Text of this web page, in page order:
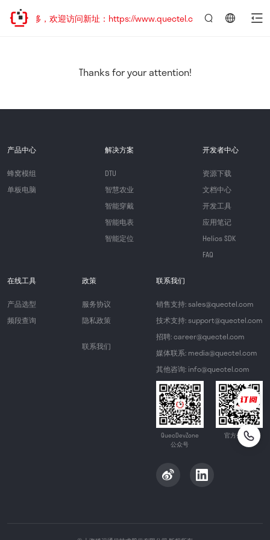
址已迁移，欢迎访问新址：https://www.quectel.com.cn
Thanks for your attention!
产品中心
蜂窝模组
单板电脑
解决方案
DTU
智慧农业
智能穿戴
智能电表
智能定位
开发者中心
资源下载
文档中心
开发工具
应用笔记
Helios SDK
FAQ
在线工具
产品选型
频段查询
政策
服务协议
隐私政策
联系我们
联系我们
销售支持: sales@quectel.com
技术支持: support@quectel.com
招聘: career@quectel.com
媒体联系: media@quectel.com
其他咨询: info@quectel.com
QuecDevZone
公众号
官方公众号